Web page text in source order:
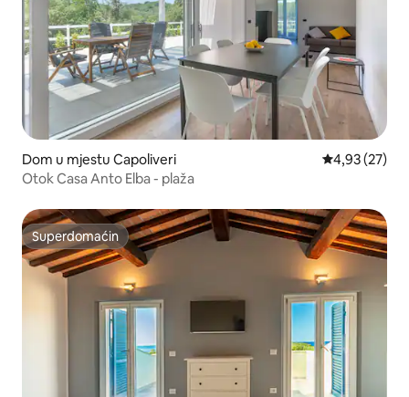
Dom u mjestu Capoliveri Prosječna
4,93 (27)
Otok Casa Anto Elba - plaža
Superdomaćin
Superdomaćin